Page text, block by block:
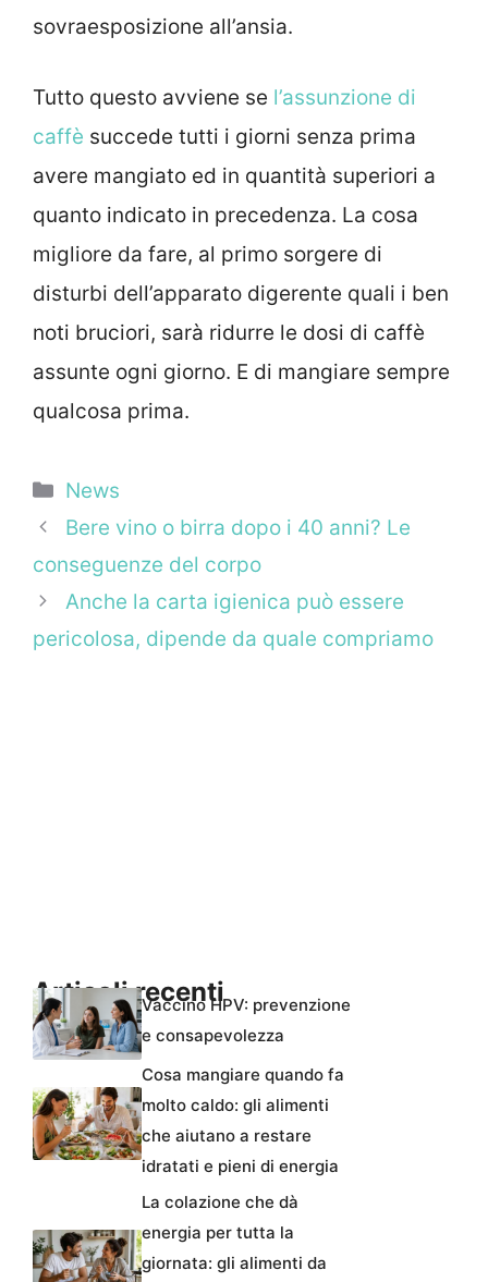
sovraesposizione all’ansia.
Tutto questo avviene se l’assunzione di
caffè succede tutti i giorni senza prima
avere mangiato ed in quantità superiori a
quanto indicato in precedenza. La cosa
migliore da fare, al primo sorgere di
disturbi dell’apparato digerente quali i ben
noti bruciori, sarà ridurre le dosi di caffè
assunte ogni giorno. E di mangiare sempre
qualcosa prima.
Categorie
News
Bere vino o birra dopo i 40 anni? Le
conseguenze del corpo
Anche la carta igienica può essere
pericolosa, dipende da quale compriamo
Articoli recentiVaccino HPV: prevenzione
e consapevolezza
Cosa mangiare quando fa
molto caldo: gli alimenti
che aiutano a restare
idratati e pieni di energia
La colazione che dà
energia per tutta la
giornata: gli alimenti da